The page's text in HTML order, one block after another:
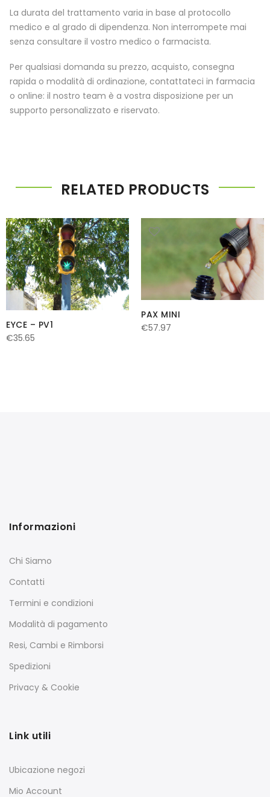
La durata del trattamento varia in base al protocollo
medico e al grado di dipendenza. Non interrompete mai
senza consultare il vostro medico o farmacista.
Per qualsiasi domanda su prezzo, acquisto, consegna
rapida o modalità di ordinazione, contattateci in farmacia
o online: il nostro team è a vostra disposizione per un
supporto personalizzato e riservato.
RELATED PRODUCTS
EYCE – PV1
€35.65
PAX MINI
€57.97
Informazioni
Chi Siamo
Contatti
Termini e condizioni
Modalità di pagamento
Resi, Cambi e Rimborsi
Spedizioni
Privacy & Cookie
Link utili
Ubicazione negozi
Mio Account